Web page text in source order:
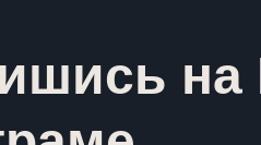
на